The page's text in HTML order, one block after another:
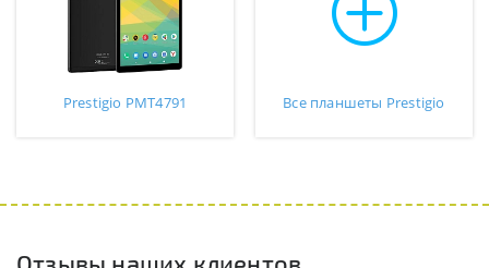
Prestigio PMT4791 Все планшеты Prestigio